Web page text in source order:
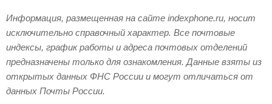
Информация, размещенная на сайте indexphone.ru, носит
исключительно справочный характер. Все почтовые
индексы, график работы и адреса почтовых отделений
предназначены только для ознакомления. Данные взяты из
открытых данных ФНС России и могут отличаться от
данных Почты России.